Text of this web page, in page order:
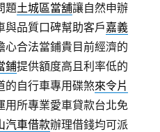
題土城區當舖讓自然申辦
與品質口碑幫助客戶嘉義
心合法當鋪貴目前經濟的
鋪提供額度高且利率低的
的自行車專用碟煞來令片
用所專業愛車貸款台北免
汽車借款辦理借錢均可派